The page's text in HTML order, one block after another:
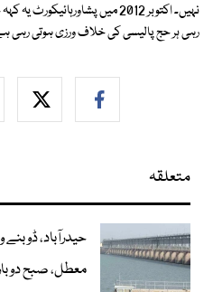
نہیں۔ اکتوبر 2012 میں
رہی ہر حج پالیسی کی خلاف ورزی ہوتی رہی
متعلقہ
حیدرآباد،
معطل، صبح